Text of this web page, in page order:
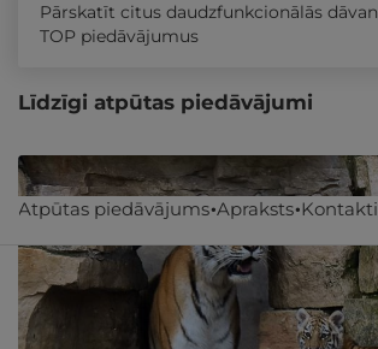
Atpūtas piedāvājums Apraksts Kontakti
Pārskatīt citus daudzfunkcionālās
TOP piedāvājumus
Līdzīgi atpūtas piedāvājumi